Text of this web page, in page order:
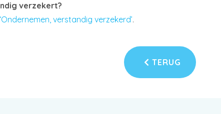
verzekert?
verstandig verzekerd’.
TERUG